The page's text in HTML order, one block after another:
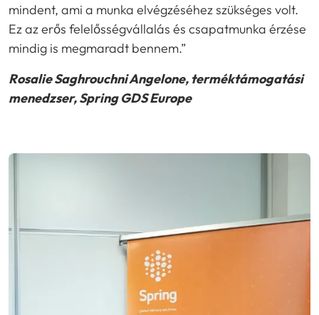
mindent, ami a munka elvégzéséhez szükséges volt.
Ez az erős felelősségvállalás és csapatmunka érzése
mindig is megmaradt bennem.”
Rosalie Saghrouchni Angelone, terméktámogatási
menedzser, Spring GDS Europe